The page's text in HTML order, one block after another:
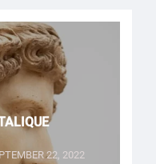
22, 2022